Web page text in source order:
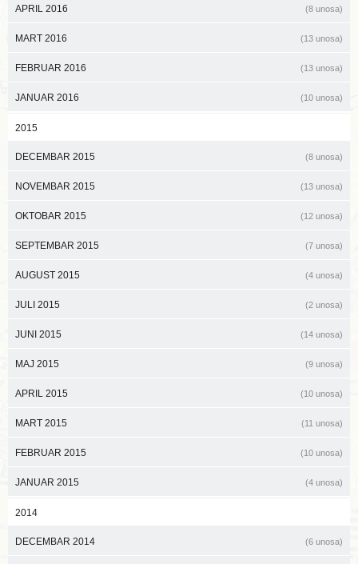
APRIL 2016 (8 unosa)
MART 2016 (13 unosa)
FEBRUAR 2016 (13 unosa)
JANUAR 2016 (10 unosa)
2015
DECEMBAR 2015 (8 unosa)
NOVEMBAR 2015 (13 unosa)
OKTOBAR 2015 (12 unosa)
SEPTEMBAR 2015 (7 unosa)
AUGUST 2015 (4 unosa)
JULI 2015 (2 unosa)
JUNI 2015 (14 unosa)
MAJ 2015 (9 unosa)
APRIL 2015 (10 unosa)
MART 2015 (11 unosa)
FEBRUAR 2015 (10 unosa)
JANUAR 2015 (4 unosa)
2014
DECEMBAR 2014 (6 unosa)